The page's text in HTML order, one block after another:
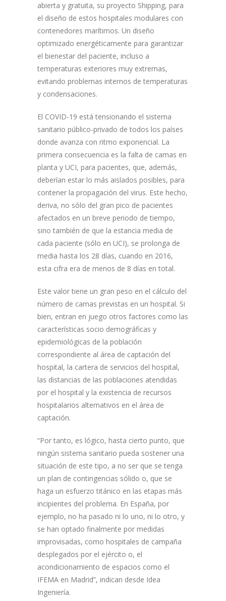
abierta y gratuita, su proyecto Shipping, para
el diseño de estos hospitales modulares con
contenedores marítimos. Un diseño
optimizado energéticamente para garantizar
el bienestar del paciente, incluso a
temperaturas exteriores muy extremas,
evitando problemas internos de temperaturas
y condensaciones.
El COVID-19 está tensionando el sistema
sanitario público-privado de todos los países
donde avanza con ritmo exponencial. La
primera consecuencia es la falta de camas en
planta y UCI, para pacientes, que, además,
deberían estar lo más aislados posibles, para
contener la propagación del virus. Este hecho,
deriva, no sólo del gran pico de pacientes
afectados en un breve periodo de tiempo,
sino también de que la estancia media de
cada paciente (sólo en UCI), se prolonga de
media hasta los 28 días, cuando en 2016,
esta cifra era de menos de 8 días en total.
Este valor tiene un gran peso en el cálculo del
número de camas previstas en un hospital. Si
bien, entran en juego otros factores como las
características socio demográficas y
epidemiológicas de la población
correspondiente al área de captación del
hospital, la cartera de servicios del hospital,
las distancias de las poblaciones atendidas
por el hospital y la existencia de recursos
hospitalarios alternativos en el área de
captación.
“Por tanto, es lógico, hasta cierto punto, que
ningún sistema sanitario pueda sostener una
situación de este tipo, a no ser que se tenga
un plan de contingencias sólido o, que se
haga un esfuerzo titánico en las etapas más
incipientes del problema. En España, por
ejemplo, no ha pasado ni lo uno, ni lo otro, y
se han optado finalmente por medidas
improvisadas, como hospitales de campaña
desplegados por el ejército o, el
acondicionamiento de espacios como el
IFEMA en Madrid”, indican desde Idea
Ingeniería.